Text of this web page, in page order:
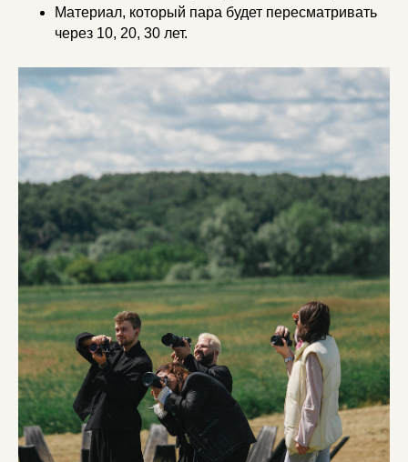
Материал, который пара будет пересматривать
через 10, 20, 30 лет.